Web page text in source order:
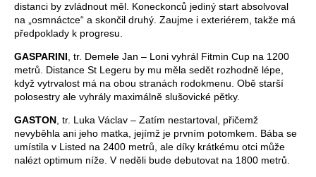
distanci by zvládnout měl. Koneckonců jediný start absolvoval
na „osmnáctce“ a skončil druhý. Zaujme i exteriérem, takže má
předpoklady k progresu.
GASPARINI , tr. Demele Jan – Loni vyhrál Fitmin Cup na 1200
metrů. Distance St Legeru by mu měla sedět rozhodně lépe,
když vytrvalost má na obou stranách rodokmenu. Obě starší
polosestry ale vyhrály maximálně slušovické pětky.
GASTON , tr. Luka Václav – Zatím nestartoval, přičemž
nevyběhla ani jeho matka, jejímž je prvním potomkem. Bába se
umístila v Listed na 2400 metrů, ale díky krátkému otci může
nalézt optimum níže. V neděli bude debutovat na 1800 metrů.